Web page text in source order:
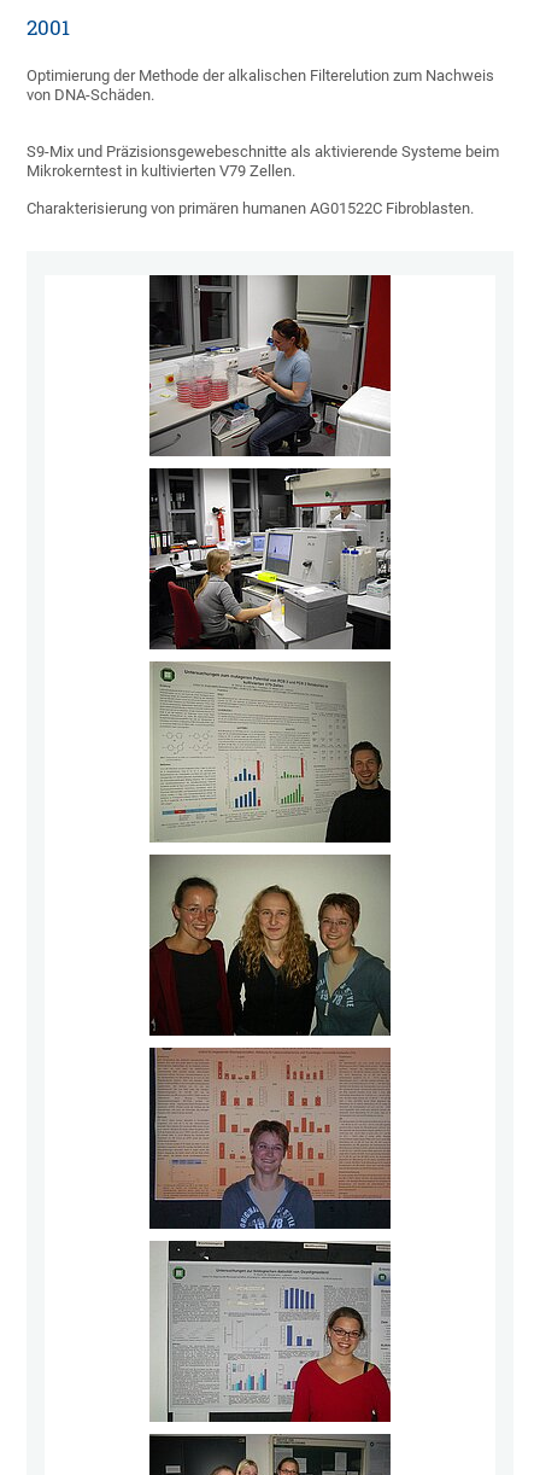
2001
Optimierung der Methode der alkalischen Filterelution zum Nachweis
von DNA-Schäden.
S9-Mix und Präzisionsgewebeschnitte als aktivierende Systeme beim
Mikrokerntest in kultivierten V79 Zellen.
Charakterisierung von primären humanen AG01522C Fibroblasten.